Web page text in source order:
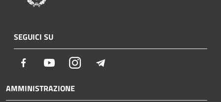
SEGUICI SU
Facebook YoutubeInstagram
AMMINISTRAZIONE